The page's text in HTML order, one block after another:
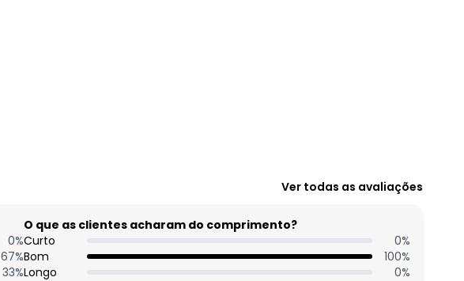
Ver todas as avaliações
0%
67%
33%
O que as clientes acharam do comprimento?
Curto
0%
Bom
100%
Longo
0%